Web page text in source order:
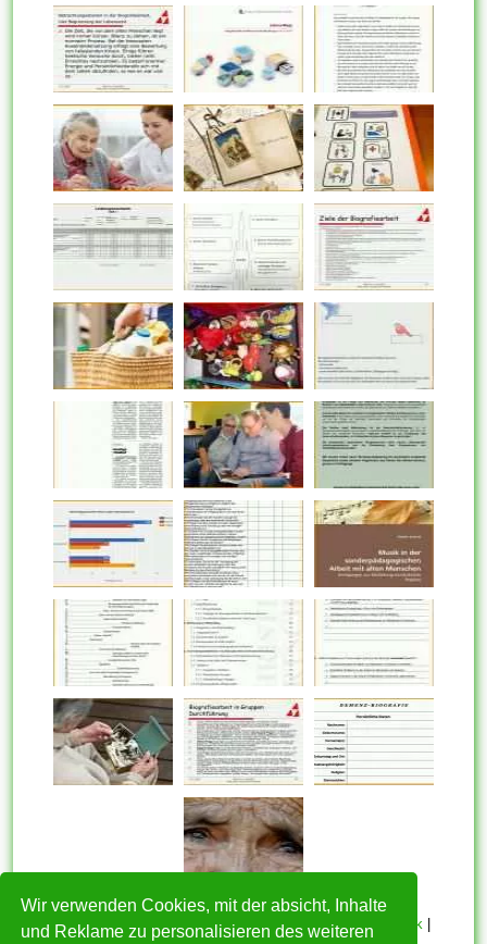
Wir verwenden Cookies, mit der absicht, Inhalte
und Reklame zu personalisieren des weiteren
HOME |Über mich| Datenschutzerklärung|Cookie Politik